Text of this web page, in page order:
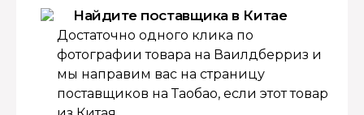
Найдите поставщика в Китае
Достаточно одного клика по
фотографии товара на Ваилдберриз и
мы направим вас на страницу
поставщиков на Таобао, если этот товар